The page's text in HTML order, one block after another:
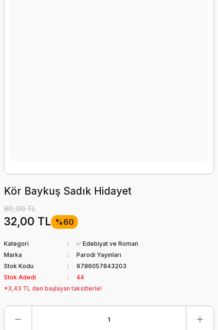
Kör Baykuş Sadık Hidayet
80,00 TL
32,00 TL %60
Kategori
✅ Edebiyat ve Roman
Marka
Parodi Yayınları
Stok Kodu
9786057843203
Stok Adedi
44
*3,43 TL den başlayan taksitlerle!